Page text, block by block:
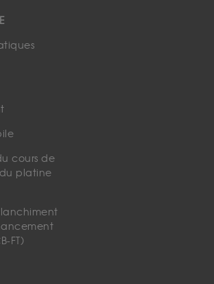
cours de
platine
FT)